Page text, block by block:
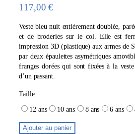
117,00€
Veste bleu nuit entièrement doublée,
et de broderies sur le col. Elle est
impression 3D (plastique) aux armes de
par deux épaulettes asymétriques
franges dorées qui sont fixées à la
d’un passant.
Taille
12 ans
10 ans 8 ans 6 ans
Ajouter au panier